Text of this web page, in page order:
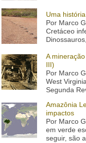
Uma
Por Marco
Cretáceo
A
III)
Por Marco
West
Segunda
Amazônia
impactos
Por Marco
em verde
seguir, são